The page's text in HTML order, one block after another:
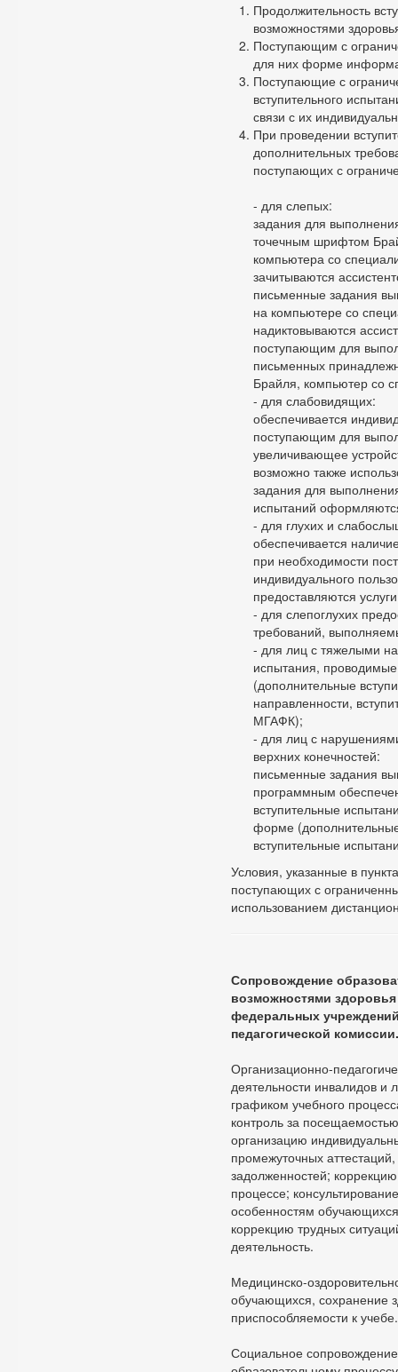
Продолжительность
возможностями
Поступающим с
для них форме
Поступающие с
вступительного
связи с их
При проведении
дополнительных
поступающих с
- для слепых:
задания для
точечным шрифтом
компьютера со
зачитываются
письменные задания
на компьютере со
надиктовываются
поступающим для
письменных
Брайля, компьютер со
- для слабовидящих:
обеспечивается
поступающим для
увеличивающее
возможно также
задания для
испытаний
- для глухих и
обеспечивается
при необходимости
индивидуального
предоставляются
- для слепоглухих
требований,
- для лиц с тяжелыми
испытания,
(дополнительные
направленности,
МГАФК);
- для лиц с
верхних конечностей:
письменные задания
программным
вступительные
форме
вступительные
Условия, указанные в
поступающих с
использованием
Сопровождение
возможностями
федеральных
педагогической комиссии.
Организационно-
деятельности инвалидов и
графиком учебного
контроль за
организацию
промежуточных
задолженностей;
процессе;
особенностям
коррекцию трудных
деятельность.
Медицинско-
обучающихся, сохранение
приспособляемости к учебе.
Социальное